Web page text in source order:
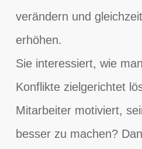
verändern und
erhöhen.
Sie interessiert, wie
Konflikte zielgerichtet
Mitarbeiter motiviert,
besser zu machen?